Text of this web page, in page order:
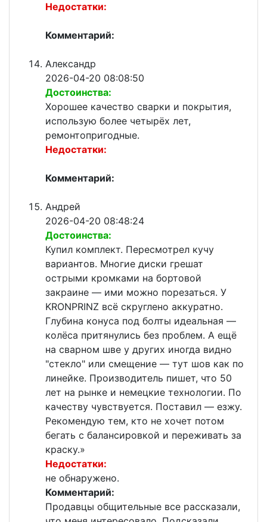
Недостатки:
Комментарий:
Александр
2026-04-20 08:08:50
Достоинства:
Хорошее качество сварки и покрытия,
использую более четырёх лет,
ремонтопригодные.
Недостатки:
Комментарий:
Андрей
2026-04-20 08:48:24
Достоинства:
Купил комплект. Пересмотрел кучу
вариантов. Многие диски грешат
острыми кромками на бортовой
закраине — ими можно порезаться. У
KRONPRINZ всё скруглено аккуратно.
Глубина конуса под болты идеальная —
колёса притянулись без проблем. А ещё
на сварном шве у других иногда видно
"стекло" или смещение — тут шов как по
линейке. Производитель пишет, что 50
лет на рынке и немецкие технологии. По
качеству чувствуется. Поставил — езжу.
Рекомендую тем, кто не хочет потом
бегать с балансировкой и переживать за
краску.»
Недостатки:
не обнаружено.
Комментарий:
Продавцы общительные все рассказали,